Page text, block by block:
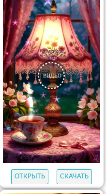
ОТКРЫТЬ СКАЧАТЬ